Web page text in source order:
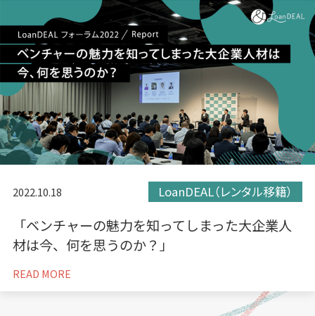
2022.10.18 LoanDEAL（レンタル移籍）
「ベンチャーの魅力を知ってしまった大企業人
材は今、何を思うのか？」
READ MORE